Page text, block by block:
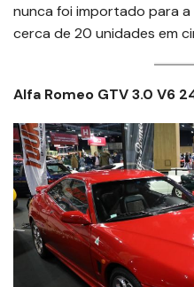
nunca foi importado para
cerca de 20 unidades em
Alfa Romeo GTV 3.0 V6